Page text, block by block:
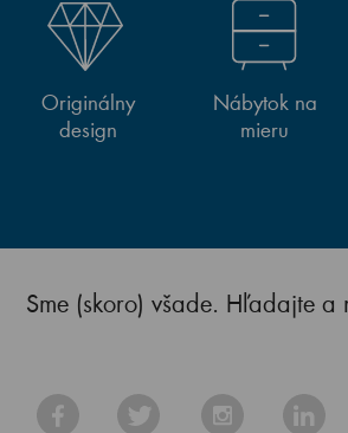
Originálny
design
Nábytok na
mieru
Sme (skoro) všade. Hľadajte a